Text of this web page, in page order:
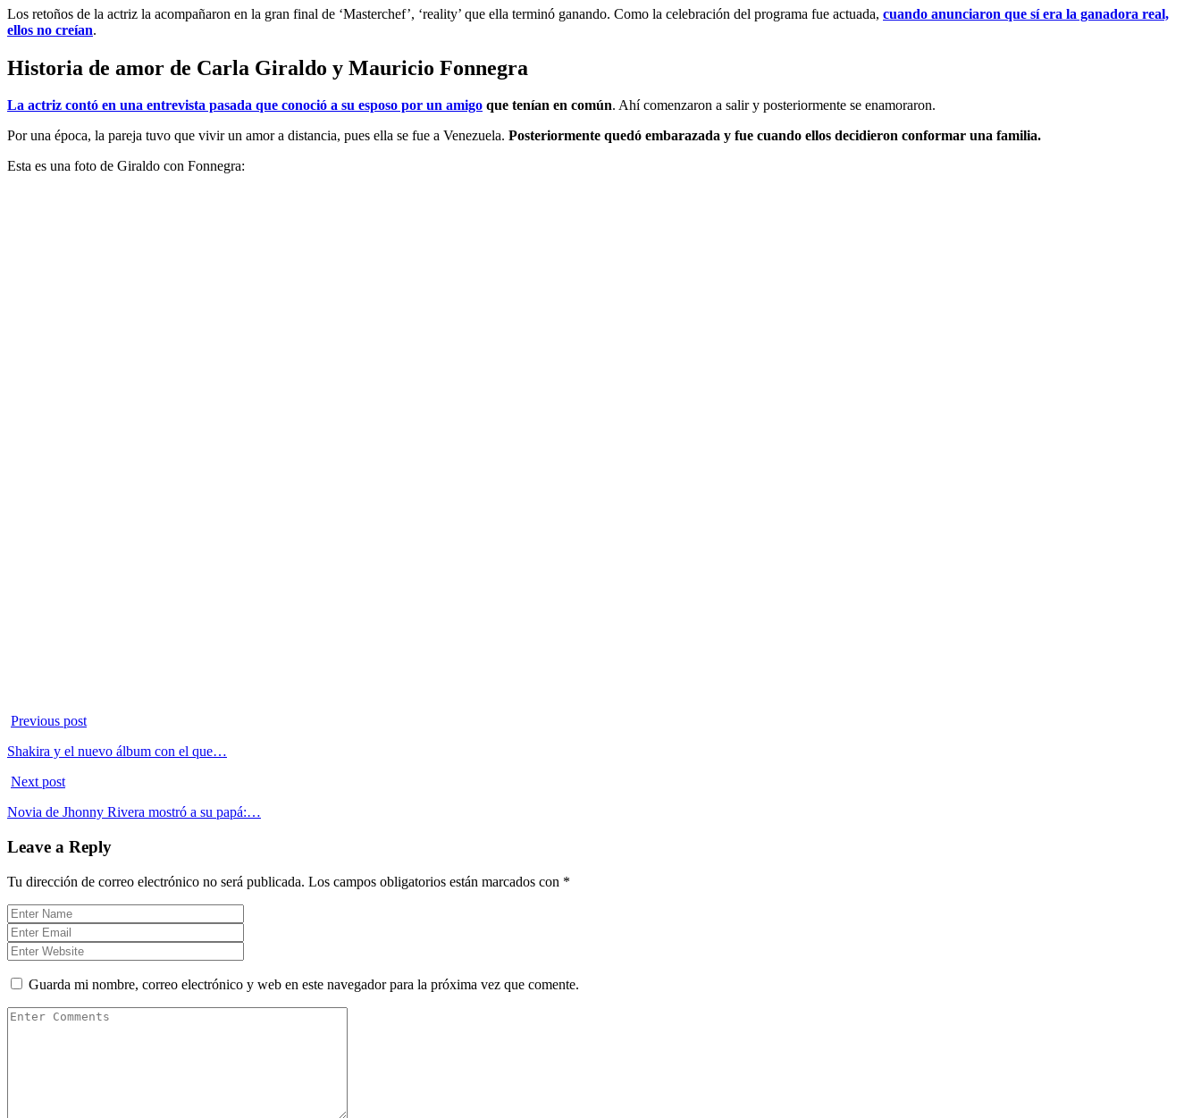
Los retoños de la actriz la acompañaron en la gran final de ‘Masterchef’, ‘reality’ que ella terminó ganando. Como la celebración del programa fue actuada, cuando anunciaron que sí era la ganadora real,
ellos no creían.
Historia de amor de Carla Giraldo y Mauricio Fonnegra
La actriz contó en una entrevista pasada que conoció a su esposo por un amigo que tenían en común. Ahí comenzaron a salir y posteriormente se enamoraron.
Por una época, la pareja tuvo que vivir un amor a distancia, pues ella se fue a Venezuela. Posteriormente quedó embarazada y fue cuando ellos decidieron conformar una familia.
Esta es una foto de Giraldo con Fonnegra:
Previous post
Shakira y el nuevo álbum con el que…
Next post
Novia de Jhonny Rivera mostró a su papá:…
Leave a Reply
Tu dirección de correo electrónico no será publicada. Los campos obligatorios están marcados con *
Guarda mi nombre, correo electrónico y web en este navegador para la próxima vez que comente.